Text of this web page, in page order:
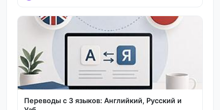
Переводы с 3 языков: Английкий, Русский и